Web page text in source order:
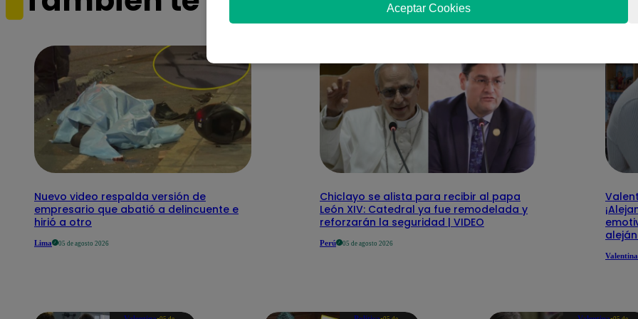
Nuevo video respalda versión de
empresario que abatió a delincuente e
hirió a otro
Lima 05 de agosto 2026
Chiclayo se alista para recibir al papa
León XIV: Catedral ya fue remodelada y
reforzarán la seguridad | VIDEO
Perú 05 de agosto 2026
Aceptar Cookies